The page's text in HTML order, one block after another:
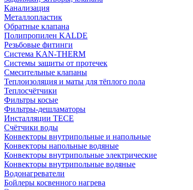
Канализация
Металлопластик
Обратные клапана
Полипропилен KALDE
Резьбовые фитинги
Система KAN-THERM
Системы защиты от протечек
Смесительные клапаны
Теплоизоляция и маты для тёплого пола
Теплосчётчики
Фильтры косые
Фильтры-дешламаторы
Инсталляции TECE
Счётчики воды
Конвекторы внутрипольные и напольные
Конвекторы напольные водяные
Конвекторы внутрипольные электрические
Конвекторы внутрипольные водяные
Водонагреватели
Бойлеры косвенного нагрева